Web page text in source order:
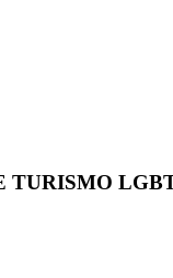
TURISMO